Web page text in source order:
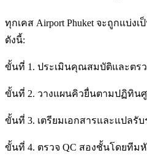
ทุกเคส Airport Phuket จะถูกแบ่ง
ดังนี้:
ขั้นที่ 1. ประเมินคุณสมบัติและตรว
ขั้นที่ 2. วางแผนคิวยื่นตามปฏิทิน
ขั้นที่ 3. เตรียมเอกสารและแปลรั
ขั้นที่ 4. ตรวจ QC สองชั้นโดยทีม